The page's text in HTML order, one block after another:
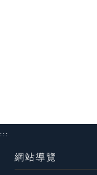
:::
網站導覽